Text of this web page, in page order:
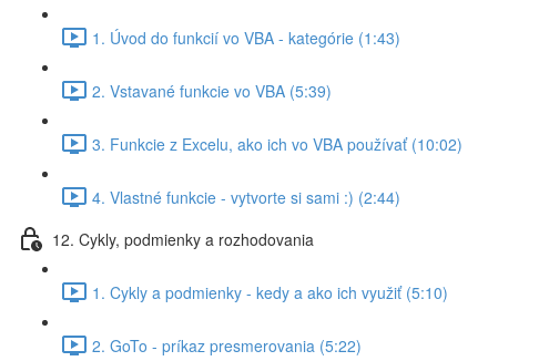
1. Úvod do funkcií vo VBA - kategórie (1:43)
2. Vstavané funkcie vo VBA (5:39)
3. Funkcie z Excelu, ako ich vo VBA používať (10:02)
4. Vlastné funkcie - vytvorte si sami :) (2:44)
12. Cykly, podmienky a rozhodovania
1. Cykly a podmienky - kedy a ako ich využiť (5:10)
2. GoTo - príkaz presmerovania (5:22)